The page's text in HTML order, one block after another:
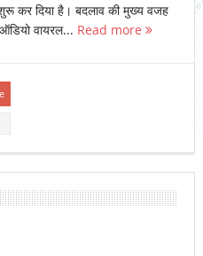
कर दिया है। बदलाव की मुख्य वजह
वायरल... Read more